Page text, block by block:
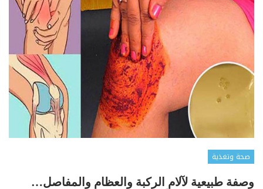
صحة وتغذية
وصفة طبيعية لآلام الركبة والعظام والمفاصل…